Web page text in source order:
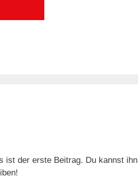
ist der erste Beitrag. Du kannst ihn